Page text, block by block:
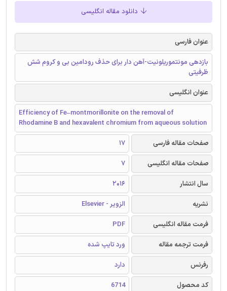
دانلود مقاله انگلیسی
عنوان فارسی
بازدهی مونتموریلونیت-آهن دار برای حذف رودامین بی و کروم شش
ظرفیتی
عنوان انگلیسی
Efficiency of Fe–montmorillonite on the removal of
Rhodamine B and hexavalent chromium from aqueous solution
صفحات مقاله فارسی
17
صفحات مقاله انگلیسی
7
سال انتشار
2016
نشریه
الزویر - Elsevier
فرمت مقاله انگلیسی
PDF
فرمت ترجمه مقاله
ورد تایپ شده
رفرنس
دارد
کد محصول
6714